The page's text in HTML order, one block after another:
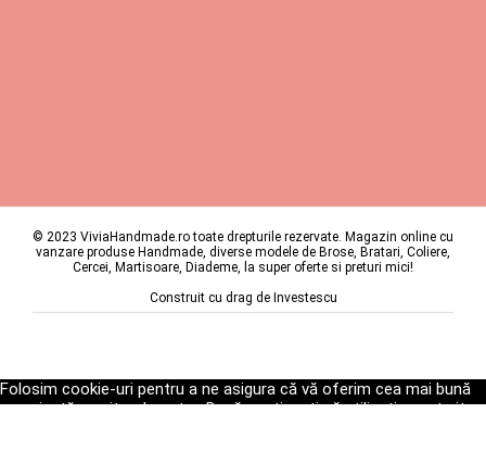
© 2023 ViviaHandmade.ro toate drepturile rezervate. Magazin online cu
vanzare produse Handmade, diverse modele de Brose, Bratari, Coliere,
Cercei, Martisoare, Diademe, la super oferte si preturi mici!
Construit cu drag de Investescu
Folosim cookie-uri pentru a ne asigura că vă oferim cea mai bună
experiență pe site-ul nostru. Dacă continuați să utilizați acest site,